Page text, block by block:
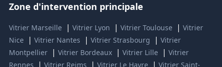
Zone d'intervention principale
Vitrier Marseille | Vitrier Lyon | Vitrier Toulouse | Vitrier
Nice
| Vitrier Nantes | Vitrier Strasbourg | Vitrier
Montpellier | Vitrier Bordeaux | Vitrier Lille | Vitrier
Rennes
| Vitrier Reims | Vitrier Le Havre | Vitrier Saint-